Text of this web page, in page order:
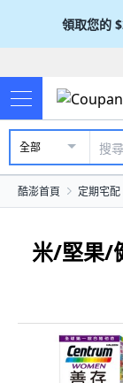
領取您的
全部
酷澎首頁 定期宅配
米/堅果/